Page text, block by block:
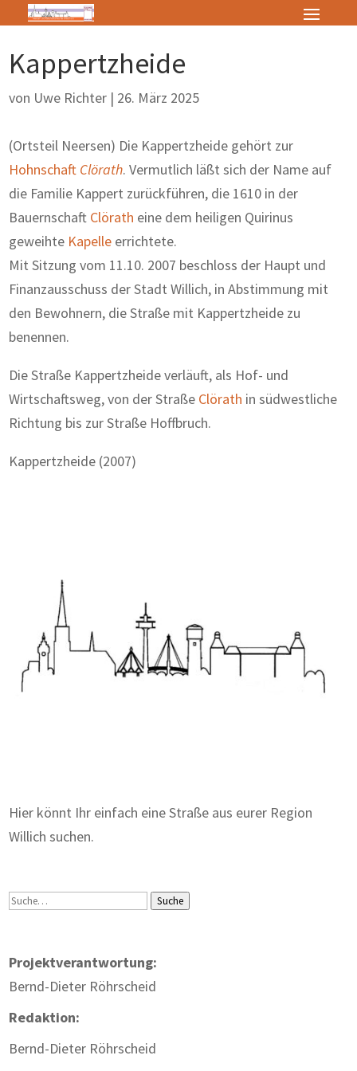
Kappertzheide
von Uwe Richter | 26. März 2025
(Ortsteil Neersen) Die Kappertzheide gehört zur
Hohnschaft Clörath. Vermutlich läßt sich der Name auf
die Familie Kappert zurückführen, die 1610 in der
Bauernschaft Clörath eine dem heiligen Quirinus
geweihte Kapelle errichtete.
Mit Sitzung vom 11.10. 2007 beschloss der Haupt und
Finanzausschuss der Stadt Willich, in Abstimmung mit
den Bewohnern, die Straße mit Kappertzheide zu
benennen.
Die Straße Kappertzheide verläuft, als Hof- und
Wirtschaftsweg, von der Straße Clörath in südwestliche
Richtung bis zur Straße Hoffbruch.
Kappertzheide (2007)
Hier könnt Ihr einfach eine Straße aus eurer Region
Willich suchen.
Suche Suche
Projektverantwortung:
Bernd-Dieter Röhrscheid
Redaktion:
Bernd-Dieter Röhrscheid